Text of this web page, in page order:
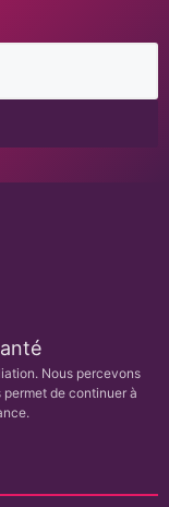
Nous percevons
de continuer à